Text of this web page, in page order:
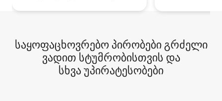
საყოფაცხოვრებო პირობები გრძელი
ვადით სტუმრობისთვის და
სხვა უპირატესობები